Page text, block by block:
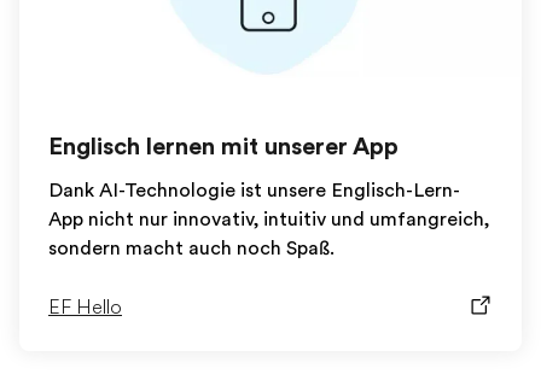
Englisch lernen mit unserer App
Dank AI-Technologie ist unsere Englisch-Lern-
App nicht nur innovativ, intuitiv und umfangreich,
sondern macht auch noch Spaß.
EF Hello